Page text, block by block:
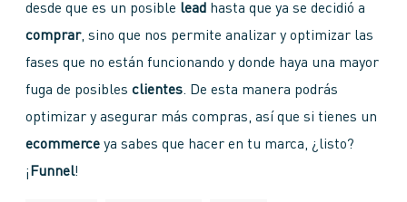
desde que es un posible lead hasta que ya se decidió a
comprar, sino que nos permite analizar y optimizar las
fases que no están funcionando y donde haya una mayor
fuga de posibles clientes. De esta manera podrás
optimizar y asegurar más compras, así que si tienes un
ecommerce ya sabes que hacer en tu marca, ¿listo?
¡ Funnel!